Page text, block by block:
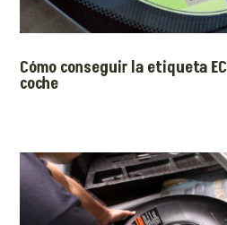
Cómo conseguir la etiqueta
coche